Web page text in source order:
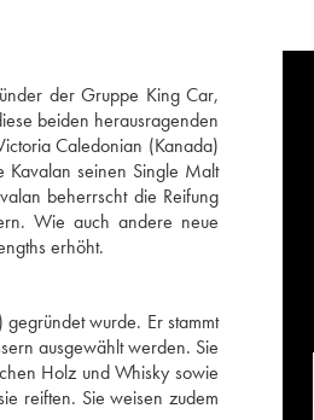
der Gruppe King Car,
beiden herausragenden
Caledonian (Kanada)
Kavalan seinen Single Malt
beherrscht die Reifung
Wie auch andere neue
erhöht.
wurde. Er stammt
ausgewählt werden. Sie
Holz und Whisky sowie
reiften. Sie weisen zudem